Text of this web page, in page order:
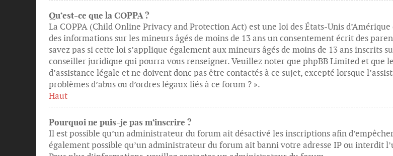
Qu’est-ce que la COPPA ?
La COPPA (Child Online Privacy and Protection Act) est une loi des États-Unis
des informations sur les mineurs âgés de moins de 13 ans un consentement écrit des
savez pas si cette loi s’applique également aux mineurs âgés de moins de 13 ans inscrits
conseiller juridique qui pourra vous renseigner. Veuillez noter que phpBB Limited et que
d’assistance légale et ne doivent donc pas être contactés à ce sujet, excepté lorsque
problèmes d’abus ou d’ordres légaux liés à ce forum ? ».
Haut
Pourquoi ne puis-je pas m’inscrire ?
Il est possible qu’un administrateur du forum ait désactivé les inscriptions afin
également possible qu’un administrateur du forum ait banni votre adresse IP ou interdit